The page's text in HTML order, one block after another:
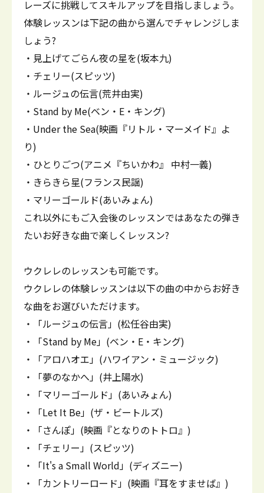
レーズに挑戦してスキルアップを目指しましょう。
体験レッスンは下記の曲から選んでチャレンジしま
しょう?
・見上げてごらん夜の星を(坂本九)
・チェリー(スピッツ)
・ルージュの伝言(荒井由実)
・Stand by Me(ベン・E・キング)
・Under the Sea(映画『リトル・マーメイド』よ
り)
・ひとりごつ(アニメ『ちいかわ』 中村一義)
・きらきら星(フランス民謡)
・マリーゴールド(あいみょん)
これ以外にもご入会後のレッスンではあなたの弾き
たいお好きな曲で楽しくレッスン?
ウクレレのレッスンも可能です。
ウクレレの体験レッスンは以下の曲の中からお好き
な曲をお選びいただけます。
・「ルージュの伝言」(松任谷由実)
・「Stand by Me」(ベン・E・キング)
・「アロハオエ」(ハワイアン・ミュージック)
・「夢のなかへ」(井上陽水)
・「マリーゴールド」(あいみょん)
・「Let It Be」(ザ・ビートルズ)
・「さんぽ」(映画『となりのトトロ』)
・「チェリー」(スピッツ)
・「It's a Small World」(ディズニー)
・「カントリーロード」(映画『耳をすませば』)